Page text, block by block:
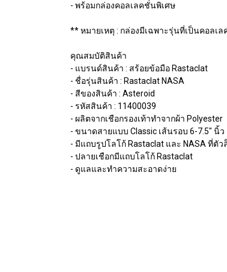
- พร้อมกล่องคอลเลคชั่นพิเศษ
** หมายเหตุ : กล่องมีเฉพาะรุ่นที่เป็นคอลเ
คุณสมบัติสินค้า
- แบรนด์สินค้า : สร้อยข้อมือ Rastaclat
- ชื่อรุ่นสินค้า : Rastaclat NASA
- สีของสินค้า : Asteroid
- รหัสสินค้า : 11400039
- ผลิตจากเชือกรองเท้าทำจากผ้า Polyester
- ขนาดสายแบบ Classic เส้นรอบ 6-7.5" นิ้ว
- มีแถบรูปโลโก้ Rastaclat และ NASA ที่ตัว
- ปลายเชือกมีแถบโลโก้ Rastaclat
- ดูแลและทำความสะอาดง่าย